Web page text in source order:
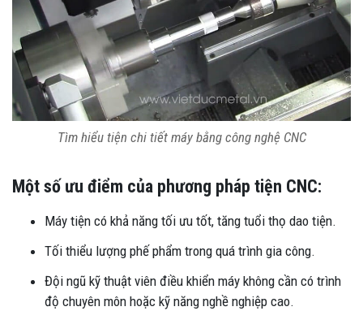
Tìm hiểu tiện chi tiết máy bằng công nghệ CNC
Một số ưu điểm của phương pháp tiện CNC:
Máy tiện có khả năng tối ưu tốt, tăng tuổi thọ dao tiện.
Tối thiểu lượng phế phẩm trong quá trình gia công.
Đội ngũ kỹ thuật viên điều khiển máy không cần có trình
độ chuyên môn hoặc kỹ năng nghề nghiệp cao.